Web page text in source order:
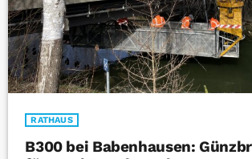
RATHAUS
B300 bei Babenhausen: